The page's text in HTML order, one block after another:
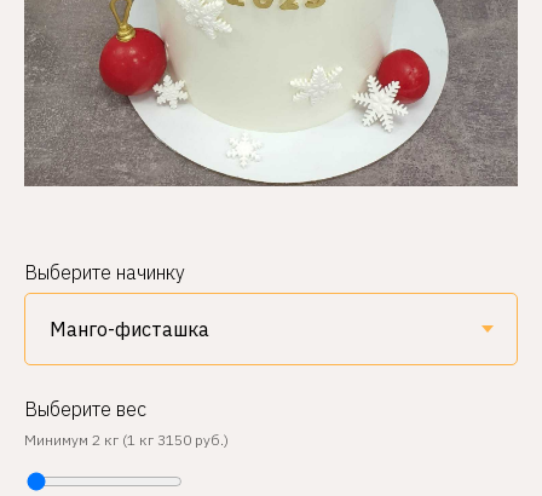
Выберите начинку
Выберите вес
Минимум 2 кг (1 кг 3150 руб.)